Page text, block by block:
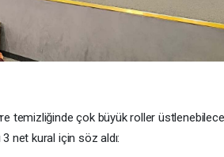
temizliğinde çok büyük roller
net kural için söz aldı: